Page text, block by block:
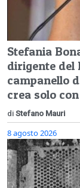
Stefania
dirigente del
campanello
crea solo
di Stefano Mauri
8 agosto 2026